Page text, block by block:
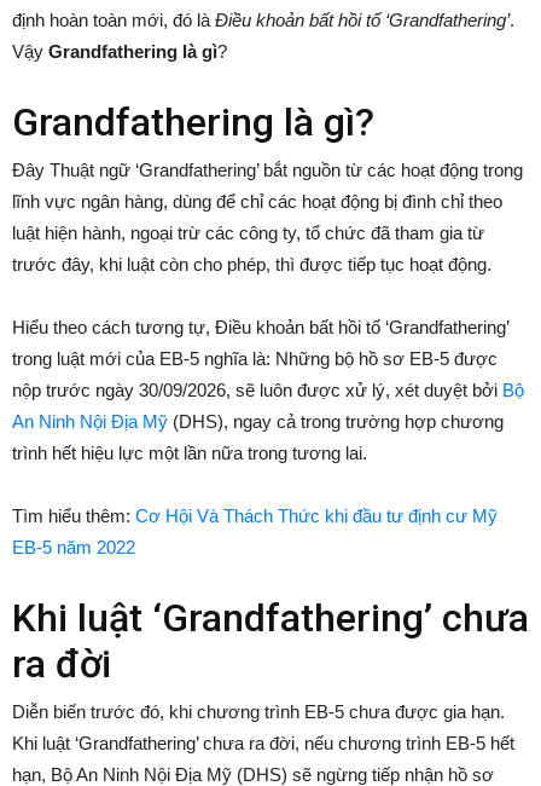
định hoàn toàn mới, đó là Điều khoản bất hồi tố ‘Grandfathering’.
Vậy Grandfathering là gì?
Grandfathering là gì?
Đây Thuật ngữ ‘Grandfathering’ bắt nguồn từ các hoạt động trong
lĩnh vực ngân hàng, dùng để chỉ các hoạt động bị đình chỉ theo
luật hiện hành, ngoại trừ các công ty, tổ chức đã tham gia từ
trước đây, khi luật còn cho phép, thì được tiếp tục hoạt động.
Hiểu theo cách tương tự, Điều khoản bất hồi tố ‘Grandfathering’
trong luật mới của EB-5 nghĩa là: Những bộ hồ sơ EB-5 được
nộp trước ngày 30/09/2026, sẽ luôn được xử lý, xét duyệt bởi Bộ
An Ninh Nội Địa Mỹ (DHS), ngay cả trong trường hợp chương
trình hết hiệu lực một lần nữa trong tương lai.
Tìm hiểu thêm: Cơ Hội Và Thách Thức khi đầu tư định cư Mỹ
EB-5 năm 2022
Khi luật ‘Grandfathering’ chưa
ra đời
Diễn biến trước đó, khi chương trình EB-5 chưa được gia hạn.
Khi luật ‘Grandfathering’ chưa ra đời, nếu chương trình EB-5 hết
hạn, Bộ An Ninh Nội Địa Mỹ (DHS) sẽ ngừng tiếp nhận hồ sơ